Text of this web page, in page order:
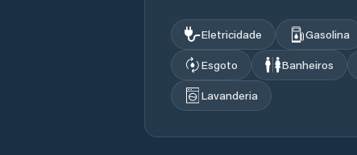
Eletricidade Gasolina
Esgoto
Banheiros
Lavanderia